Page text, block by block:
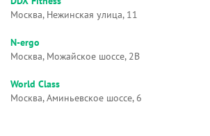
Москва, Нежинская улица, 11
N-ergo
Москва, Можайское шоссе, 2В
World Class
Москва, Аминьевское шоссе, 6